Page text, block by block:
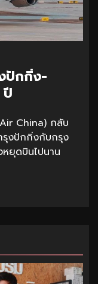
ปักกิ่ง-
ปี
China) กลับ
รุงปักกิ่งกับกรุง
ยุดบินไปนาน